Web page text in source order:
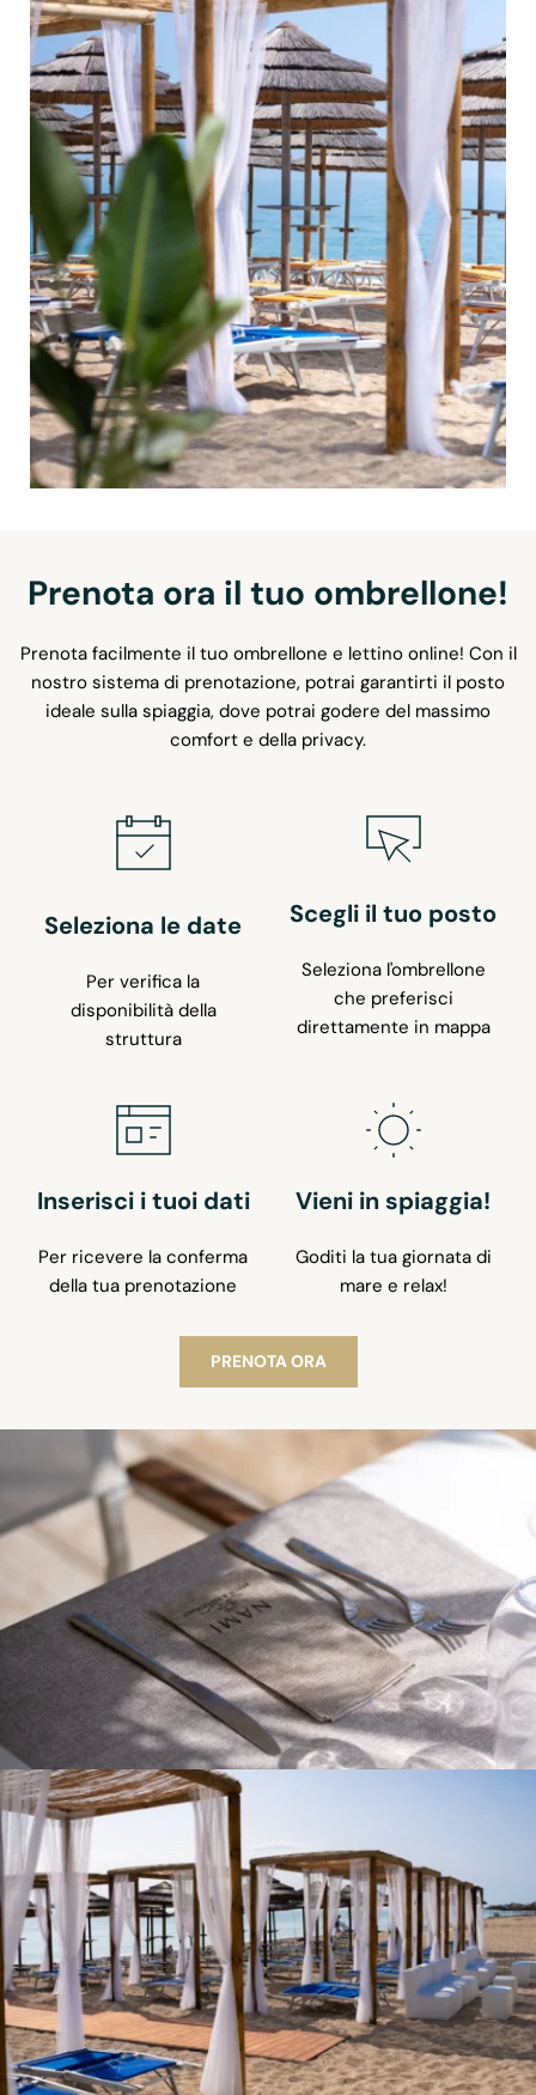
Prenota ora il tuo ombrellone!
Prenota facilmente il tuo ombrellone e lettino online! Con il
nostro sistema di prenotazione, potrai garantirti il posto
ideale sulla spiaggia, dove potrai godere del massimo
comfort e della privacy.
Seleziona le date
Per verifica la
disponibilità della
struttura
Scegli il tuo posto
Seleziona l'ombrellone
che preferisci
direttamente in mappa
Inserisci i tuoi dati
Per ricevere la conferma
della tua prenotazione
Vieni in spiaggia!
Goditi la tua giornata di
mare e relax!
PRENOTA ORA